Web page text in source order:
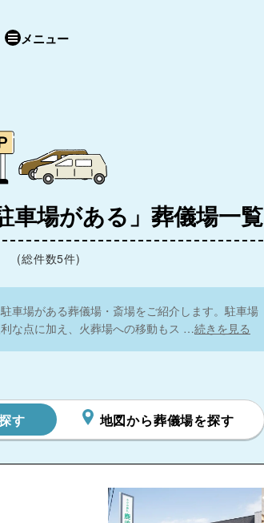
メニュー
車場がある」葬儀場一覧
(総件数5件)
車場がある葬儀場・斎場をご紹介します。駐車場
な点に加え、火葬場への移動もス …続きを見る
す 地図から葬儀場を探す